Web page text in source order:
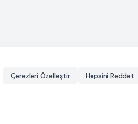
Çerezleri Özelleştir Hepsini Reddet